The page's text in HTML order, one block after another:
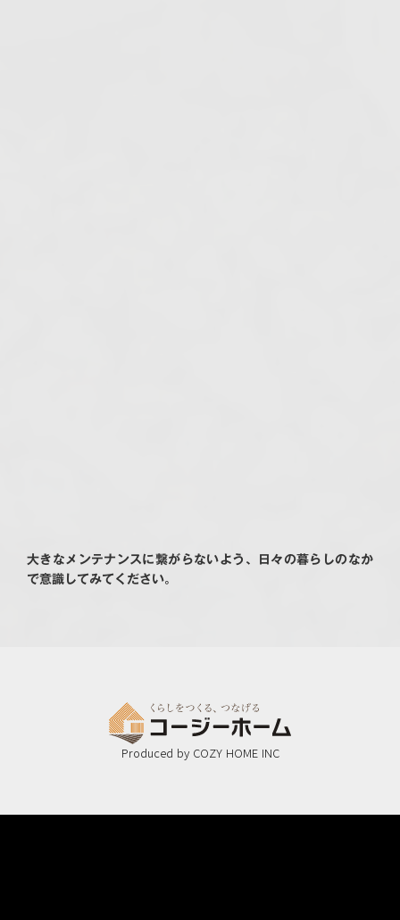
大きなメンテナンスに繋がらないよう、日々の暮らしのなか
で意識してみてください。
Produced by COZY HOME INC